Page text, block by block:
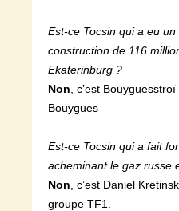
Est-ce Tocsin qui a eu
construction de 116
Ekaterinburg ?
Non , c’est
Bouygues
Est-ce Tocsin qui a fait
acheminant le gaz russe
Non , c’est Daniel
groupe TF1.